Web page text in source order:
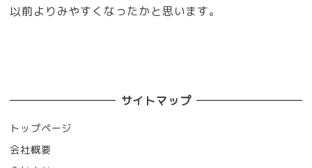
以前よりみやすくなったかと思います。
サイトマップ
トップページ
会社概要